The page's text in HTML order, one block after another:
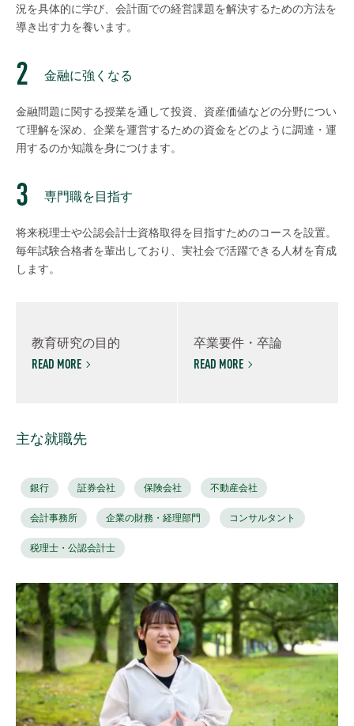
況を具体的に学び、会計面での経営課題を解決するための方法を
導き出す力を養います。
金融に強くなる
金融問題に関する授業を通して投資、資産価値などの分野につい
て理解を深め、企業を運営するための資金をどのように調達・運
用するのか知識を身につけます。
専門職を目指す
将来税理士や公認会計士資格取得を目指すためのコースを設置。
毎年試験合格者を輩出しており、実社会で活躍できる人材を育成
します。
教育研究の目的
READ MORE
卒業要件・卒論
READ MORE
主な就職先
銀行 証券会社 保険会社 不動産会社
会計事務所 企業の財務・経理部門 コンサルタント
税理士・公認会計士